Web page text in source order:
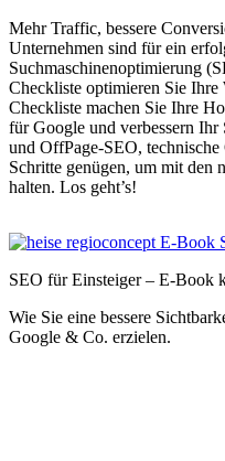
Mehr Traffic, bessere
Unternehmen sind für ein
Suchmaschinenoptimierung
Checkliste optimieren Sie
Checkliste machen Sie Ihre
für Google und verbessern
und OffPage-SEO,
Schritte genügen, um mit den
halten. Los geht’s!
SEO für Einsteiger – E-‍Book
Wie Sie eine bessere
Google & Co. erzielen.